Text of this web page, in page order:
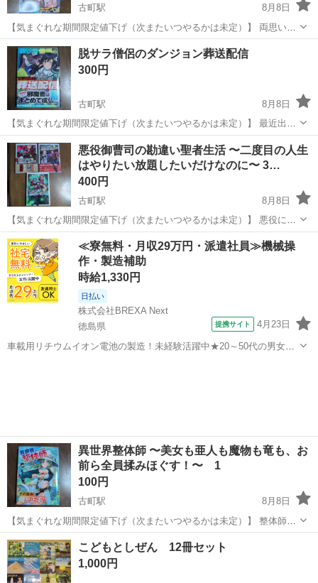
古町駅
8月8日
【気まぐれな期間限定値下げ（次またいつやるかは未定）】 両思いの
アイドルの元同級生と結婚する為奔走するラブコメ&サスペンス系のマ
ンガです
愛媛 松山市 古町駅 マンガ、コミック、アニメ
脱サラ僧侶のダンジョン葬送配信
300円
古町駅
8月8日
【気まぐれな期間限定値下げ（次またいつやるかは未定）】 最近出た
マンガです。 僧侶のはずが敵を昇天させる『葬侶』として成長してい
くオッサンのちょっと下品(銀魂くらい？)な無双系マンガです
愛媛 松山市 古町駅 マンガ、コミック、アニメ
悪役御曹司の勘違い聖者生活 〜二度目の人生
はやりたい放題したいだけなのに〜 3…
400円
古町駅
8月8日
【気まぐれな期間限定値下げ（次またいつやるかは未定）】 悪役に転
生した主人公が開き直って悪逆に振る舞おうとしたら、何故か正反対
の結果と成果となる異世界ギャグマンガです
愛媛 松山市 古町駅 マンガ、コミック、アニメ セット
≪寮無料・月収29万円・派遣社員≫機械操
作・製造補助
時給1,330円
日払い
株式会社BREXA Next
徳島県
提携サイト 4月23日
車載用リチウムイオン電池の製造！未経験活躍中★20～50代の男女活
異世界整体師 〜美女も亜人も魔物も竜も、お
前ら全員揉みほぐす！〜 1
100円
古町駅
8月8日
【気まぐれな期間限定値下げ（次またいつやるかは未定）】 整体師の
主人公が異世界に呼ばれ、様々な人達を整体で癒して本来の力を引き
出してあげるマンガです
愛媛 松山市 古町駅 マンガ、コミック、アニメ
こどもとしぜん 12冊セット
1,000円